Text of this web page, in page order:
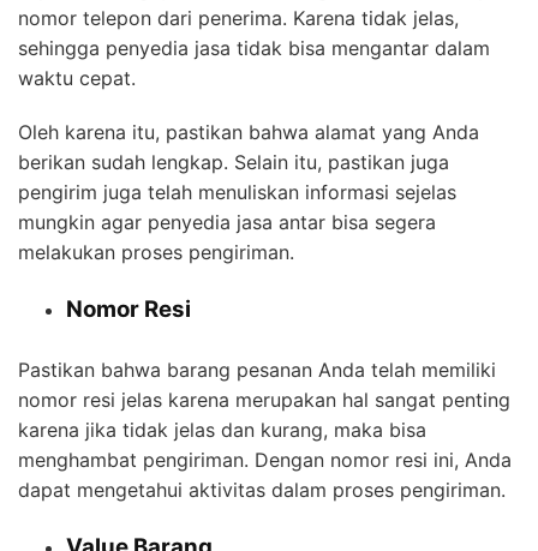
nomor telepon dari penerima. Karena tidak jelas,
sehingga penyedia jasa tidak bisa mengantar dalam
waktu cepat.
Oleh karena itu, pastikan bahwa alamat yang Anda
berikan sudah lengkap. Selain itu, pastikan juga
pengirim juga telah menuliskan informasi sejelas
mungkin agar penyedia jasa antar bisa segera
melakukan proses pengiriman.
Nomor Resi
Pastikan bahwa barang pesanan Anda telah memiliki
nomor resi jelas karena merupakan hal sangat penting
karena jika tidak jelas dan kurang, maka bisa
menghambat pengiriman. Dengan nomor resi ini, Anda
dapat mengetahui aktivitas dalam proses pengiriman.